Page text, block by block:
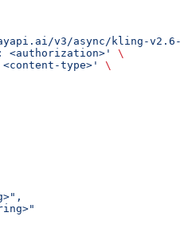
v3/async/kling-v2.6-
<authorization>'
\
type>'
\